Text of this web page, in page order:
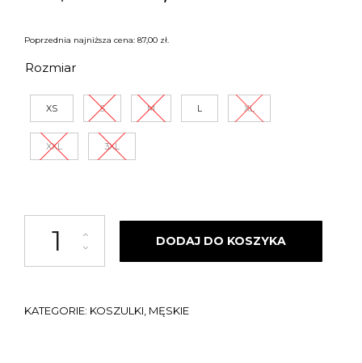
cena
120,00 zł.87,00 zł.
Poprzednia najniższa cena: 87,00 zł.
Rozmiar
XS S M L XL
XXL 3XL
ilość KOSZULKA STREET AUTONOMY RACA WHITE 2025
DODAJ DO KOSZYKA
KATEGORIE: KOSZULKI MĘSKIE